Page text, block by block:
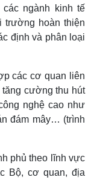
ngành kinh tế
trường hoàn thiện
định và phân loại
các cơ quan liên
cường thu hút
nghệ cao như
đám mây… (trình
phủ theo lĩnh vực
Bộ, cơ quan, địa